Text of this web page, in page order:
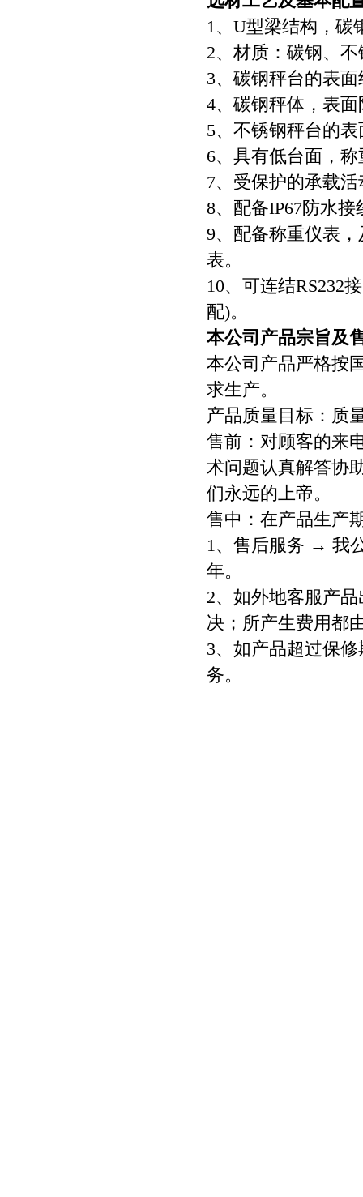
1、U型梁结构，碳
2、材质：碳钢、
3、碳钢秤台的表
4、碳钢秤体，表
5、不锈钢秤台的
6、具有低台面，
7、受保护的承载
8、配备IP67防水
9、配备称重仪表
表。
10、可连结RS232
配)。
本公司产品宗旨及
本公司产品严格按
求生产。
产品质量目标：质
售前：对顾客的来
术问题认真解答协
们永远的上帝。
售中：在产品生产
1、售后服务 → 我
年。
2、如外地客服产
决；所产生费用都
3、如产品超过保
务。